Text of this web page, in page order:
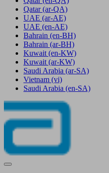
Qatar (ar-QA)
UAE (ar-AE)
UAE (en-AE)
Bahrain (en-BH)
Bahrain (ar-BH)
Kuwait (en-KW)
Kuwait (ar-KW)
Saudi Arabia (ar-SA)
Vietnam (vi)
Saudi Arabia (en-SA)